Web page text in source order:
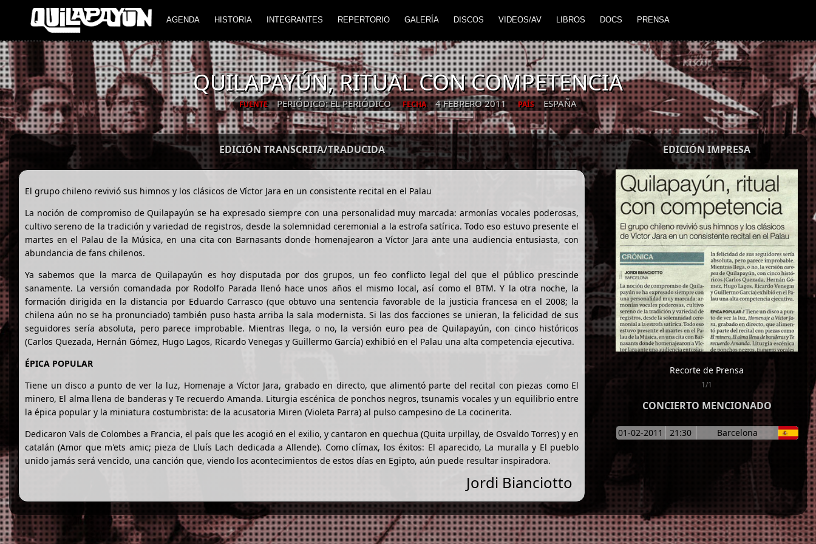
AGENDA HISTORIA INTEGRANTES REPERTORIO GALERÍA DISCOS VIDEOS/AV LIBROS DOCS PRENSA
QUILAPAYÚN, RITUAL CON COMPETENCIA
FUENTE PERIÓDICO: EL PERIÓDICO FECHA 4 FEBRERO 2011 PAÍS ESPAÑA
EDICIÓN TRANSCRITA/TRADUCIDA
El grupo chileno revivió sus himnos y los clásicos de Víctor Jara en un consistente recital en el Palau
La noción de compromiso de Quilapayún se ha expresado siempre con una personalidad muy marcada: armonías vocales poderosas,
cultivo sereno de la tradición y variedad de registros, desde la solemnidad ceremonial a la estrofa satírica. Todo eso estuvo presente el
martes en el Palau de la Música, en una cita con Barnasants donde homenajearon a Víctor Jara ante una audiencia entusiasta, con
abundancia de fans chilenos.
Ya sabemos que la marca de Quilapayún es hoy disputada por dos grupos, un feo conflicto legal del que el público prescinde
sanamente. La versión comandada por Rodolfo Parada llenó hace unos años el mismo local, así como el BTM. Y la otra noche, la
formación dirigida en la distancia por Eduardo Carrasco (que obtuvo una sentencia favorable de la justicia francesa en el 2008; la
chilena aún no se ha pronunciado) también puso hasta arriba la sala modernista. Si las dos facciones se unieran, la felicidad de sus
seguidores sería absoluta, pero parece improbable. Mientras llega, o no, la versión euro pea de Quilapayún, con cinco históricos
(Carlos Quezada, Hernán Gómez, Hugo Lagos, Ricardo Venegas y Guillermo García) exhibió en el Palau una alta competencia ejecutiva.
ÉPICA POPULAR
Tiene un disco a punto de ver la luz, Homenaje a Víctor Jara, grabado en directo, que alimentó parte del recital con piezas como El
minero, El alma llena de banderas y Te recuerdo Amanda. Liturgia escénica de ponchos negros, tsunamis vocales y un equilibrio entre
la épica popular y la miniatura costumbrista: de la acusatoria Miren (Violeta Parra) al pulso campesino de La cocinerita.
Dedicaron Vals de Colombes a Francia, el país que les acogió en el exilio, y cantaron en quechua (Quita urpillay, de Osvaldo Torres) y en
catalán (Amor que m'ets amic; pieza de Lluís Lach dedicada a Allende). Como clímax, los éxitos: El aparecido, La muralla y El pueblo
unido jamás será vencido, una canción que, viendo los acontecimientos de estos días en Egipto, aún puede resultar inspiradora.
Jordi Bianciotto
EDICIÓN IMPRESA
Recorte de Prensa
1/1
CONCIERTO MENCIONADO
01-02-2011 21:30 Barcelona